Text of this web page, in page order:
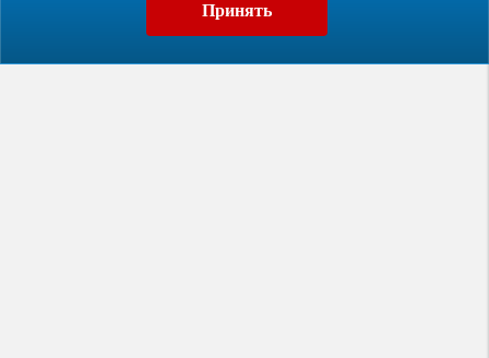
Принять